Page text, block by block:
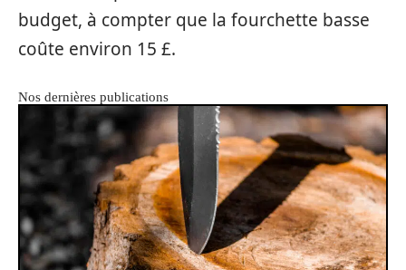
budget, à compter que la fourchette basse
coûte environ 15 £.
Nos dernières publications